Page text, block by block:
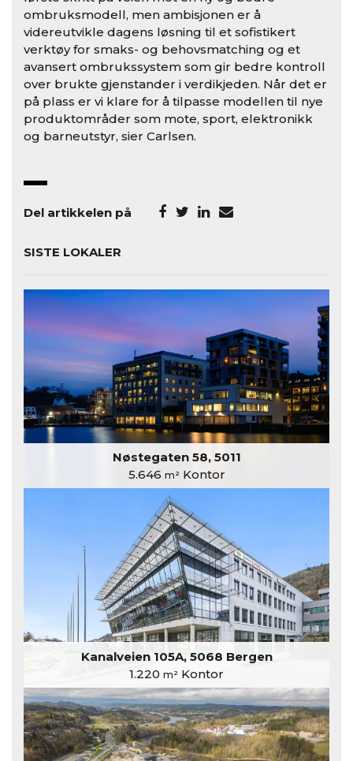
ombruksmodell, men ambisjonen er å
videreutvikle dagens løsning til et sofistikert
verktøy for smaks- og behovsmatching og et
avansert ombrukssystem som gir bedre kontroll
over brukte gjenstander i verdikjeden. Når det er
på plass er vi klare for å tilpasse modellen til nye
produktområder som mote, sport, elektronikk
og barneutstyr, sier Carlsen.
Del artikkelen på
SISTE LOKALER
Nøstegaten 58, 5011
5.646 m²Kontor
Kanalveien 105A, 5068 Bergen
1.220 m² Kontor